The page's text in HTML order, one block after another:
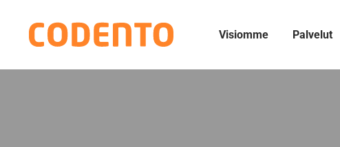
Visiomme Palvelut